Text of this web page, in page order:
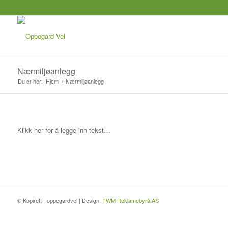
Nærmiljøanlegg
Du er her: Hjem / Nærmiljøanlegg
Klikk her for å legge inn tekst…
© Kopirett - oppegardvel | Design: TWM Reklamebyrå AS